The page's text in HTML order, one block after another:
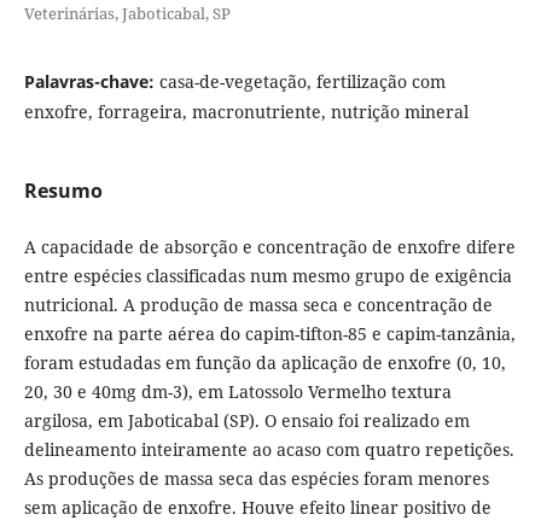
Veterinárias, Jaboticabal, SP
Palavras-chave: casa-de-vegetação, fertilização com
enxofre, forrageira, macronutriente, nutrição mineral
Resumo
A capacidade de absorção e concentração de enxofre difere
entre espécies classificadas num mesmo grupo de exigência
nutricional. A produção de massa seca e concentração de
enxofre na parte aérea do capim-tifton-85 e capim-tanzânia,
foram estudadas em função da aplicação de enxofre (0, 10,
20, 30 e 40mg dm-3), em Latossolo Vermelho textura
argilosa, em Jaboticabal (SP). O ensaio foi realizado em
delineamento inteiramente ao acaso com quatro repetições.
As produções de massa seca das espécies foram menores
sem aplicação de enxofre. Houve efeito linear positivo de